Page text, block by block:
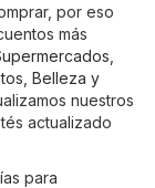
por eso
más
Belleza y
nuestros
actualizado
para